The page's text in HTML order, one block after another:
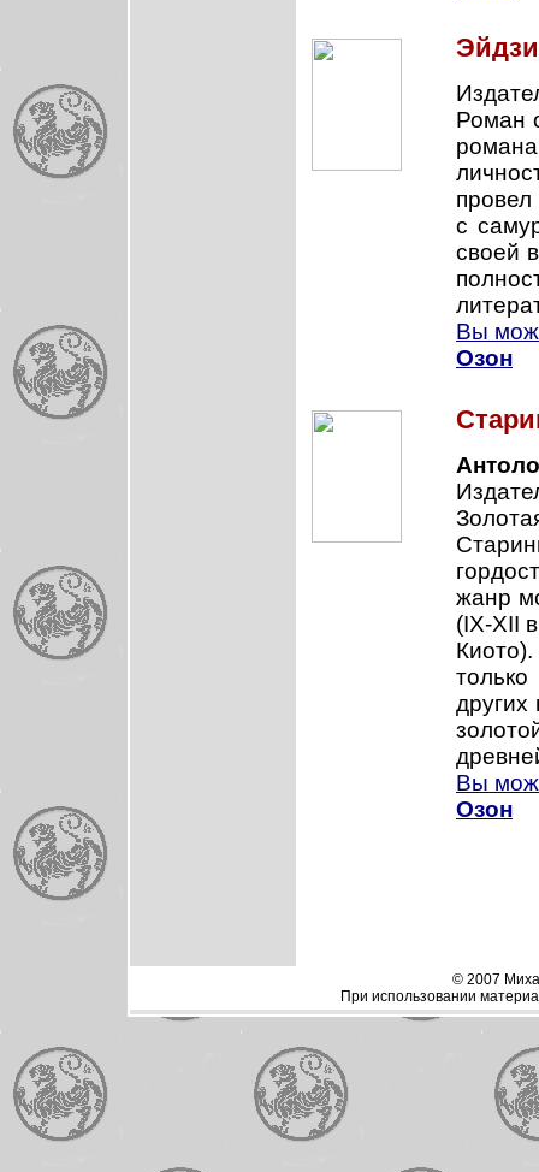
Роман
с
своей
Вы
Озон
жанр
(IX-XII
Вы
Озон
© 2007
При использовании